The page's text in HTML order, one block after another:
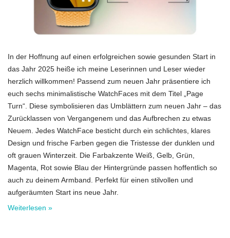
In der Hoffnung auf einen erfolgreichen sowie gesunden Start in
das Jahr 2025 heiße ich meine Leserinnen und Leser wieder
herzlich willkommen! Passend zum neuen Jahr präsentiere ich
euch sechs minimalistische WatchFaces mit dem Titel „Page
Turn“. Diese symbolisieren das Umblättern zum neuen Jahr – das
Zurücklassen von Vergangenem und das Aufbrechen zu etwas
Neuem. Jedes WatchFace besticht durch ein schlichtes, klares
Design und frische Farben gegen die Tristesse der dunklen und
oft grauen Winterzeit. Die Farbakzente Weiß, Gelb, Grün,
Magenta, Rot sowie Blau der Hintergründe passen hoffentlich so
auch zu deinem Armband. Perfekt für einen stilvollen und
aufgeräumten Start ins neue Jahr.
Weiterlesen »